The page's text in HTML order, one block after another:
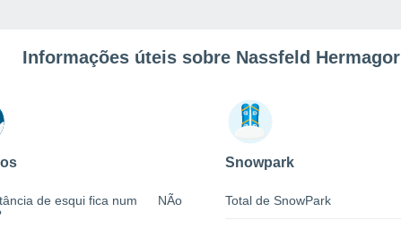
Informações úteis sobre Nassfeld Hermagor
de esqui fica num
NÃo
Snowpark
Total de SnowPark